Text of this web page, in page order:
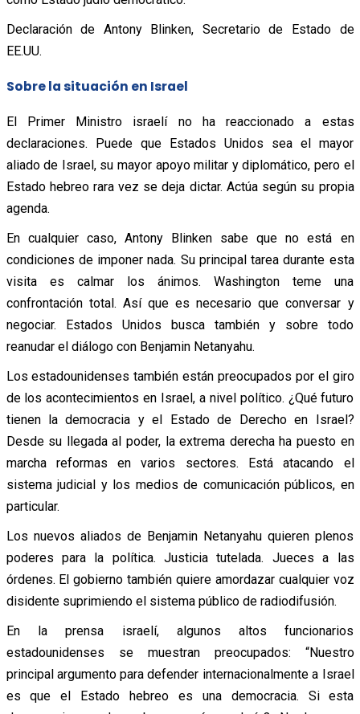
Declaración de Antony Blinken, Secretario de Estado de
EE.UU.
Sobre la situación en Israel
El Primer Ministro israelí no ha reaccionado a estas
declaraciones. Puede que Estados Unidos sea el mayor
aliado de Israel, su mayor apoyo militar y diplomático, pero el
Estado hebreo rara vez se deja dictar. Actúa según su propia
agenda.
En cualquier caso, Antony Blinken sabe que no está en
condiciones de imponer nada. Su principal tarea durante esta
visita es calmar los ánimos. Washington teme una
confrontación total. Así que es necesario que conversar y
negociar. Estados Unidos busca también y sobre todo
reanudar el diálogo con Benjamin Netanyahu.
Los estadounidenses también están preocupados por el giro
de los acontecimientos en Israel, a nivel político. ¿Qué futuro
tienen la democracia y el Estado de Derecho en Israel?
Desde su llegada al poder, la extrema derecha ha puesto en
marcha reformas en varios sectores. Está atacando el
sistema judicial y los medios de comunicación públicos, en
particular.
Los nuevos aliados de Benjamin Netanyahu quieren plenos
poderes para la política. Justicia tutelada. Jueces a las
órdenes. El gobierno también quiere amordazar cualquier voz
disidente suprimiendo el sistema público de radiodifusión.
En la prensa israelí, algunos altos funcionarios
estadounidenses se muestran preocupados: “Nuestro
principal argumento para defender internacionalmente a Israel
es que el Estado hebreo es una democracia. Si esta